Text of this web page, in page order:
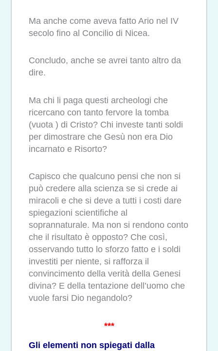
Ma anche come aveva fatto Ario nel IV
secolo fino al Concilio di Nicea.
Concludo, anche se avrei tanto altro da
dire.
Ma chi li paga questi archeologi che
ricercano con tanto fervore la tomba
(vuota ) di Cristo? Chi investe tanti soldi
per dimostrare che Gesù non era Dio
incarnato e Risorto?
Capisco che qualcuno pensi che non si
può credere alla scienza se si crede ai
miracoli e che si deve a tutti i costi dare
spiegazioni scientifiche al
soprannaturale. Ma non si rendono conto
che il risultato è opposto? Che così,
osservando tutto lo sforzo fatto e i soldi
investiti per niente, si rafforza il
convincimento della verità della Genesi
divina? E della tentazione dell’uomo che
vuole farsi Dio negandolo?
***
Gli elementi non spiegati dalla